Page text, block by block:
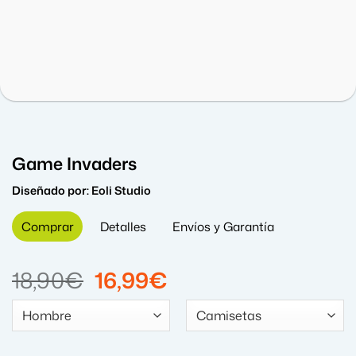
Game Invaders
Diseñado por:Eoli Studio
Comprar Detalles Envíos y Garantía
18,90€ El
precio
original
16,99€
precio
actual